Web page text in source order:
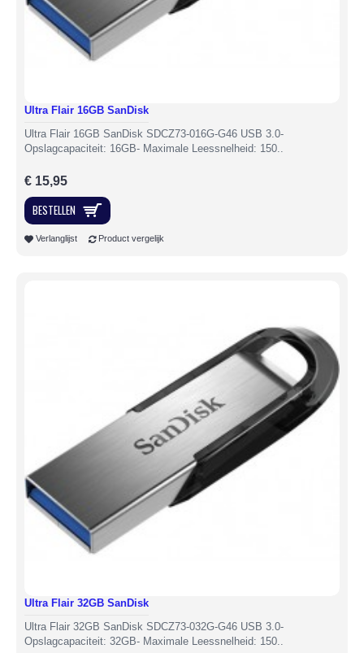
Ultra Flair 16GB SanDisk
Ultra Flair 16GB SanDisk SDCZ73-016G-G46 USB 3.0-
Opslagcapaciteit: 16GB- Maximale Leessnelheid: 150..
€ 15,95
BESTELLEN
Verlanglijst Product vergelijk
Ultra Flair 32GB SanDisk
Ultra Flair 32GB SanDisk SDCZ73-032G-G46 USB 3.0-
Opslagcapaciteit: 32GB- Maximale Leessnelheid: 150..